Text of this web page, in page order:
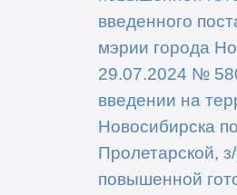
введенного
мэрии города
29.07.2024 №
введении на
Новосибирска
Пролетарской,
повышенной